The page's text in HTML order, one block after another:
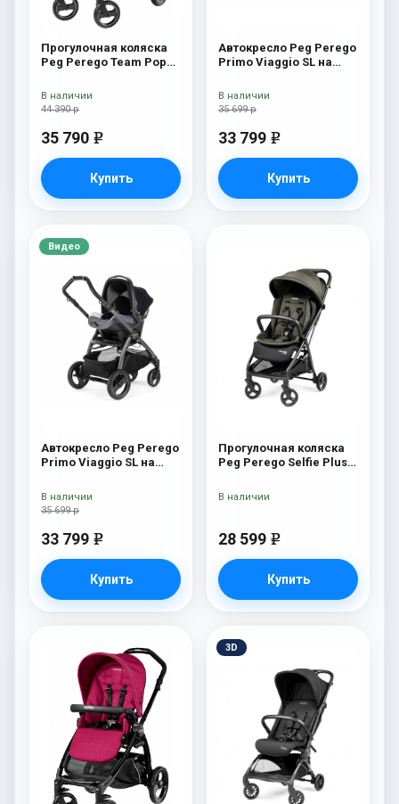
Прогулочная коляска
Peg Perego Team Pop
44 390 р
35 790 e
Купить
В наличии
Автокресло Peg Perego
Primo Viaggio SL на
White/Black) Luna
35 699 р
33 799 e
Купить
В наличии
Видео
Автокресло Peg Perego
Primo Viaggio SL на
White/Black) Ascot
35 699 р
33 799 e
Купить
В наличии
Прогулочная коляска
Peg Perego Selfie Plus
28 599 e
Купить
В наличии
3D